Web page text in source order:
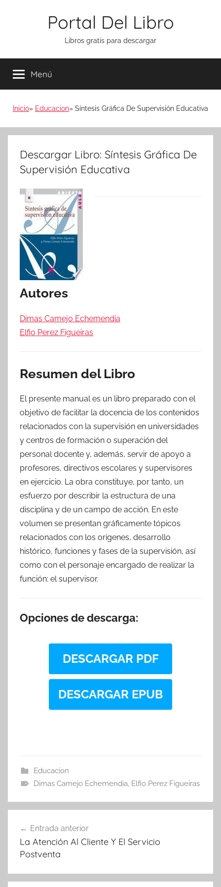
Portal Del Libro
Libros gratis para descargar
Menú
Inicio Educacion Síntesis Gráfica De Supervisión Educativa
Descargar Libro: Síntesis Gráfica De
Supervisión Educativa
Autores
Dimas Camejo Echemendia
Elfio Perez Figueiras
Resumen del Libro
El presente manual es un libro preparado con el
objetivo de facilitar la docencia de los contenidos
relacionados con la supervisión en universidades
y centros de formación o superación del
personal docente y, además, servir de apoyo a
profesores, directivos escolares y supervisores
en ejercicio. La obra constituye, por tanto, un
esfuerzo por describir la estructura de una
disciplina y de un campo de acción. En este
volumen se presentan gráficamente tópicos
relacionados con los orígenes, desarrollo
histórico, funciones y fases de la supervisión, así
como con el personaje encargado de realizar la
función: el supervisor.
Opciones de descarga:
DESCARGAR PDF
DESCARGAR EPUB
Educacion
Dimas Camejo Echemendia Elfio Perez Figueiras
de
entradas
Entrada anterior
La Atención Al Cliente Y El Servicio
Postventa